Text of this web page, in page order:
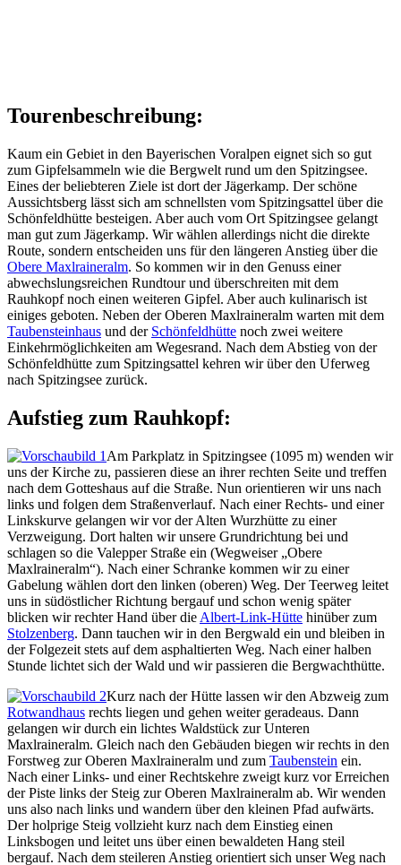
Tourenbeschreibung:
Kaum ein Gebiet in den Bayerischen Voralpen eignet sich so gut
zum Gipfelsammeln wie die Bergwelt rund um den Spitzingsee.
Eines der beliebteren Ziele ist dort der Jägerkamp. Der schöne
Aussichtsberg lässt sich am schnellsten vom Spitzingsattel über die
Schönfeldhütte besteigen. Aber auch vom Ort Spitzingsee gelangt
man gut zum Jägerkamp. Wir wählen allerdings nicht die direkte
Route, sondern entscheiden uns für den längeren Anstieg über die
Obere Maxlraineralm. So kommen wir in den Genuss einer
abwechslungsreichen Rundtour und überschreiten mit dem
Rauhkopf noch einen weiteren Gipfel. Aber auch kulinarisch ist
einiges geboten. Neben der Oberen Maxlraineralm warten mit dem
Taubensteinhaus und der Schönfeldhütte noch zwei weitere
Einkehrmöglichkeiten am Wegesrand. Nach dem Abstieg von der
Schönfeldhütte zum Spitzingsattel kehren wir über den Uferweg
nach Spitzingsee zurück.
Aufstieg zum Rauhkopf:
Am Parkplatz in Spitzingsee (1095 m) wenden wir
uns der Kirche zu, passieren diese an ihrer rechten Seite und treffen
nach dem Gotteshaus auf die Straße. Nun orientieren wir uns nach
links und folgen dem Straßenverlauf. Nach einer Rechts- und einer
Linkskurve gelangen wir vor der Alten Wurzhütte zu einer
Verzweigung. Dort halten wir unsere Grundrichtung bei und
schlagen so die Valepper Straße ein (Wegweiser „Obere
Maxlraineralm“). Nach einer Schranke kommen wir zu einer
Gabelung wählen dort den linken (oberen) Weg. Der Teerweg leitet
uns in südöstlicher Richtung bergauf und schon wenig später
blicken wir rechter Hand über die Albert-Link-Hütte hinüber zum
Stolzenberg. Dann tauchen wir in den Bergwald ein und bleiben in
der Folgezeit stets auf dem asphaltierten Weg. Nach einer halben
Stunde lichtet sich der Wald und wir passieren die Bergwachthütte.
Kurz nach der Hütte lassen wir den Abzweig zum
Rotwandhaus rechts liegen und gehen weiter geradeaus. Dann
gelangen wir durch ein lichtes Waldstück zur Unteren
Maxlraineralm. Gleich nach den Gebäuden biegen wir rechts in den
Forstweg zur Oberen Maxlraineralm und zum Taubenstein ein.
Nach einer Links- und einer Rechtskehre zweigt kurz vor Erreichen
der Piste links der Steig zur Oberen Maxlraineralm ab. Wir wenden
uns also nach links und wandern über den kleinen Pfad aufwärts.
Der holprige Steig vollzieht kurz nach dem Einstieg einen
Linksbogen und leitet uns über einen bewaldeten Hang steil
bergauf. Nach dem steileren Anstieg orientiert sich unser Weg nach